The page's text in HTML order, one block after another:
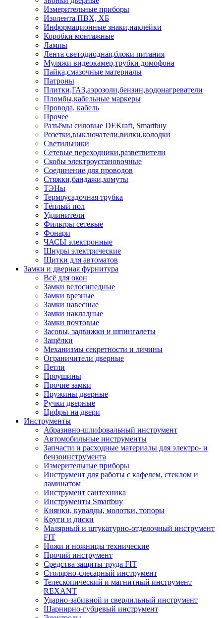
Измерительные приборы
Изолента ПВХ, ХБ
Информационные знаки,наклейки
Коробки монтажные
Лампы
Лента светодиодная,блоки питания
Муляжи видеокамер,трубки домофона
Пайка,смазочные материалы
Патроны
Плитки,ГАЗ,аэрозоли,бензин,водонагреватели
Пломбы,кабельные маркеры
Провода, кабель
Прочее
Разъёмы силовые DEKraft, Smartbuy
Розетки,выключатели,вилки,колодки
Светильники
Сетевые переходники,разветвители
Скобы электроустановочные
Соединение для проводов
Стяжки,бандажи,хомуты
ТЭНы
Термоусадочная трубка
Тёплый пол
Удлинители
Фильтры сетевые
Фонари
ЧАСЫ электронные
Шнуры электрические
Щитки для автоматов
Замки и дверная фурнитура
Всё для окон
Замки велосипедные
Замки врезные
Замки навесные
Замки накладные
Замки почтовые
Засовы, задвижки и шпингалеты
Защёлки
Механизмы секретности и личины
Ограничители дверные
Петли
Проушины
Прочие замки
Пружины дверные
Ручки дверные
Цифры на двери
Инструменты
Абразивно-шлифовальный инструмент
Автомобильные инструменты
Запчасти и расходные материалы для электро- и
бензоинструмента
Измерительные приборы
Инструмент для работы с кафелем, стеклом и
ламинатом
Инструмент сантехника
Инструменты Smartbuy
Киянки, кувалды, молотки, топоры
Круги и диски
Малярный и штукатурно-отделочный инструмент
FIT
Ножи и ножницы технические
Прочий инструмент
Средства защиты труда FIT
Столярно-слесарный инструмент
Телескопический и магнитный инструмент
REXANT
Ударно-забивной и сверлильный инструмент
Шарнирно-губцевый инструмент